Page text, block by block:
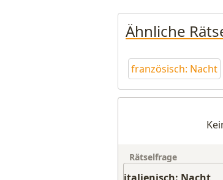
Ähnliche
französisch: Nacht
Rätselfrage